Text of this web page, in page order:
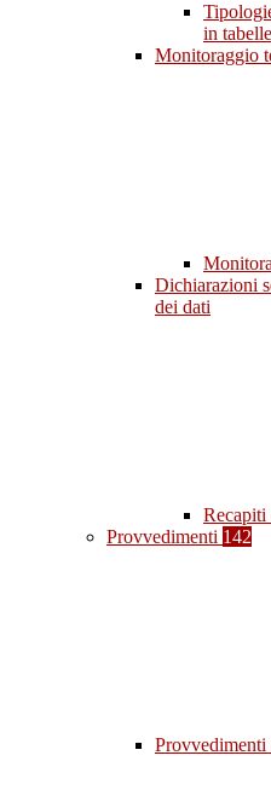
in
Monitoraggio
Dichiarazioni
dei dati
Recapiti
Provvedimenti 142